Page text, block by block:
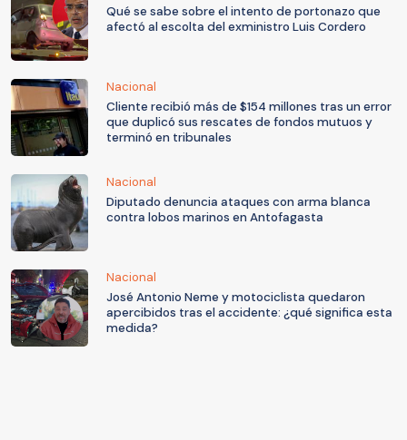
Qué se sabe sobre el intento de portonazo que
afectó al escolta del exministro Luis Cordero
Nacional
Cliente recibió más de $154 millones tras un error
que duplicó sus rescates de fondos mutuos y
terminó en tribunales
Nacional
Diputado denuncia ataques con arma blanca
contra lobos marinos en Antofagasta
Nacional
José Antonio Neme y motociclista quedaron
apercibidos tras el accidente: ¿qué significa esta
medida?